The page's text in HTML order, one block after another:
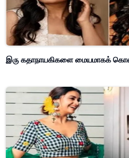
இரு கதாநாயகிகளை மையமாகக்